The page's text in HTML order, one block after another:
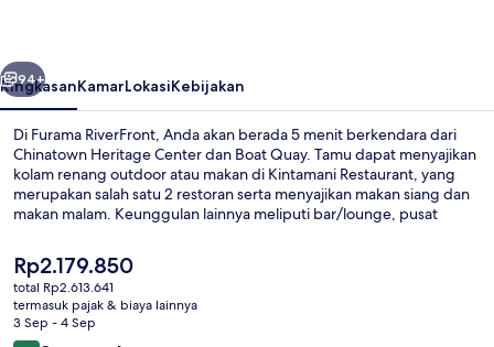
Berikutnya
94+
RingkasanKamarLokasiKebijakan
Di Furama RiverFront, Anda akan berada 5 menit berkendara dari
Chinatown Heritage Center dan Boat Quay. Tamu dapat menyajikan
kolam renang outdoor atau makan di Kintamani Restaurant, yang
merupakan salah satu 2 restoran serta menyajikan makan siang dan
makan malam. Keunggulan lainnya meliputi bar/lounge, pusat
karena sangat dekat dari transportasi umum: Stasiun Havelock
hanya 6 menit dan Stasiun Great World hanya 12 menit.
Harga
saat
ini
Rp2.179.850
Rp2.179.850
total Rp2.613.641
termasuk pajak & biaya lainnya
3 Sep - 4 Sep